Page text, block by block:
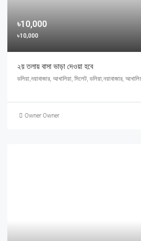
৳10,000
৳10,000
২য় তলায় বাসা ভাড়া দেওয়া হবে
Owner Owner